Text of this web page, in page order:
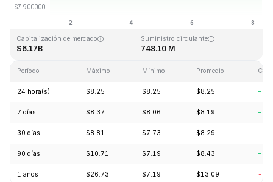
Máximo histórico
Capitalización de mercado
$6.17B
Suministro circulante
748.10 M
Período Máximo Mínimo Promedio
24 hora(s) $8.25 $8.25 $8.25
7 días $8.37 $8.06 $8.19
30 días $8.81 $7.73 $8.29
90 días $10.71 $7.19 $8.43
1 años $26.73 $7.19 $13.09 -